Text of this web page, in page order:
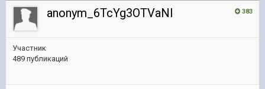
383
anonym_6TcYg3OTVaNl
Участник
489 публикаций